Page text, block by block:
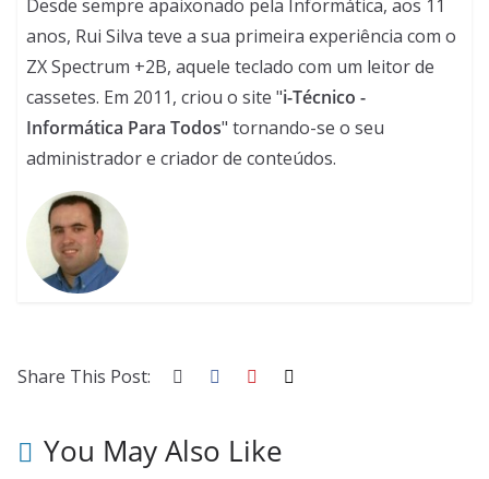
Desde sempre apaixonado pela Informática, aos 11
anos, Rui Silva teve a sua primeira experiência com o
ZX Spectrum +2B, aquele teclado com um leitor de
cassetes. Em 2011, criou o site "i-Técnico -
Informática Para Todos" tornando-se o seu
administrador e criador de conteúdos.
Share This Post:
You May Also Like